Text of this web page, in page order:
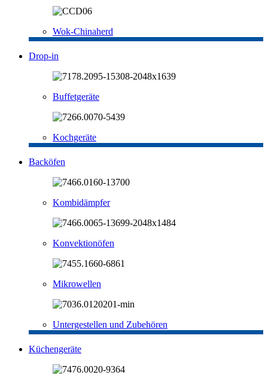
Wok-Chinaherd
Drop-in
Buffetgeräte
Kochgeräte
Backöfen
Kombidämpfer
Konvektionöfen
Mikrowellen
Untergestellen und Zubehören
Küchengeräte